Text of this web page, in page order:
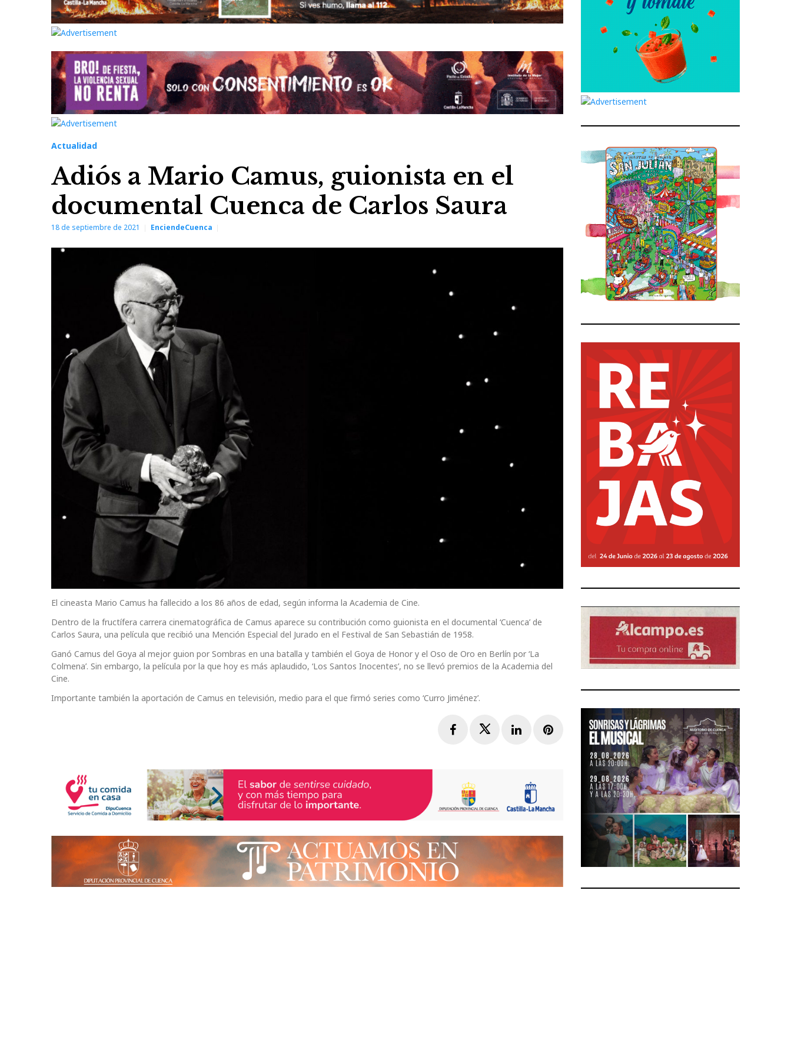
Actualidad
Adiós a Mario Camus, guionista en el
documental Cuenca de Carlos Saura
18 de septiembre de 2021 EnciendeCuenca
El cineasta Mario Camus ha fallecido a los 86 años de edad, según informa la Academia de Cine.
Dentro de la fructífera carrera cinematográfica de Camus aparece su contribución como guionista en el documental ‘Cuenca’ de
Carlos Saura, una película que recibió una Mención Especial del Jurado en el Festival de San Sebastián de 1958.
Ganó Camus del Goya al mejor guion por Sombras en una batalla y también el Goya de Honor y el Oso de Oro en Berlín por ‘La
Colmena’. Sin embargo, la película por la que hoy es más aplaudido, ‘Los Santos Inocentes’, no se llevó premios de la Academia del
Cine.
Importante también la aportación de Camus en televisión, medio para el que firmó series como ‘Curro Jiménez’.
FacebookTwitterLinkedInPinterest